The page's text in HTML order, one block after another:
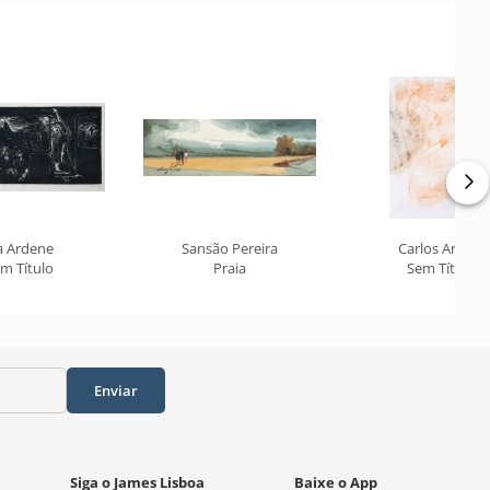
Ardene
Título
Sansão Pereira
Praia
Carlos Araújo
Sem Título
Enviar
Siga o James Lisboa Baixe o App